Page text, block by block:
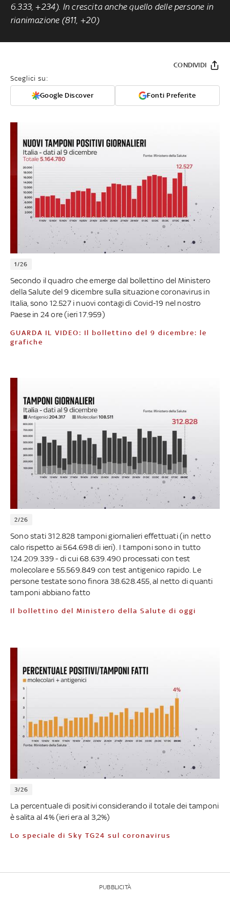
6.333, +234). In crescita anche quello delle persone in
rianimazione (811, +20)
Sceglici su:
Google Discover Fonti Preferite
CONDIVIDI
1/26
Secondo il quadro che emerge dal bollettino del Ministero
della Salute del 9 dicembre sulla situazione coronavirus in
Italia, sono 12.527 i nuovi contagi di Covid-19 nel nostro
Paese in 24 ore (ieri 17.959)
GUARDA IL VIDEO: Il bollettino del 9 dicembre: le
grafiche
2/26
Sono stati 312.828 tamponi giornalieri effettuati (in netto
calo rispetto ai 564.698 di ieri). I tamponi sono in tutto
124.209.339 - di cui 68.639.490 processati con test
molecolare e 55.569.849 con test antigenico rapido. Le
persone testate sono finora 38.628.455, al netto di quanti
tamponi abbiano fatto
Il bollettino del Ministero della Salute di oggi
3/26
La percentuale di positivi considerando il totale dei tamponi
è salita al 4% (ieri era al 3,2%)
Lo speciale di Sky TG24 sul coronavirus
PUBBLICITÀ